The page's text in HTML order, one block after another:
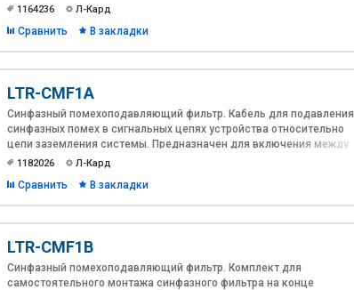
1164236 Л-Кард
Сравнить В закладки
LTR-CMF1A
Синфазный помехоподавляющий фильтр. Кабель для подавления
синфазных помех в сигнальных цепях устройства относительно
цепи заземления системы. Предназначен для включения между
пользовательским кабелем с разъемом DB-37 и разъемом
1182026 Л-Кард
Сравнить В закладки
LTR-CMF1B
Синфазный помехоподавляющий фильтр. Комплект для
самостоятельного монтажа синфазного фильтра на конце